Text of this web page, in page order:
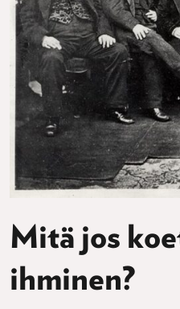
Mitä jos
ihminen?